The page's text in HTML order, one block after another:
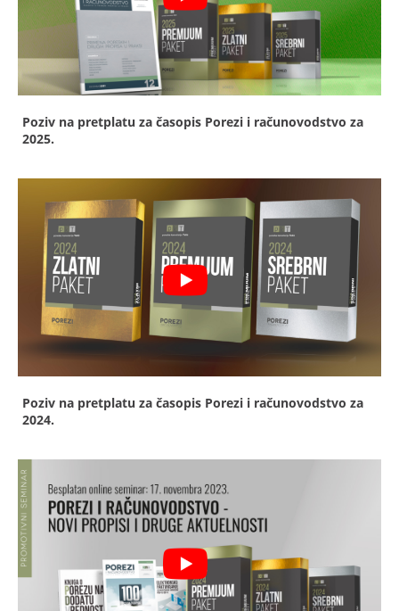
Poziv na pretplatu za časopis Porezi i računovodstvo za
2025.
Poziv na pretplatu za časopis Porezi i računovodstvo za
2024.